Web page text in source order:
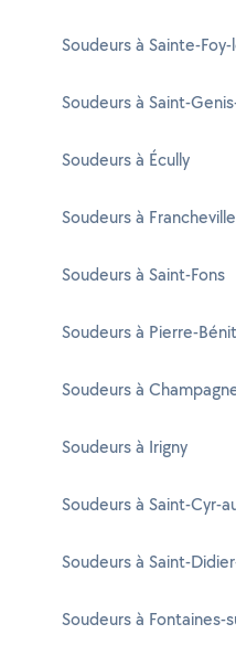
Soudeurs à Sainte-
Soudeurs à Saint-
Soudeurs à Écully
Soudeurs à Francheville
Soudeurs à Saint-Fons
Soudeurs à Pierre-
Soudeurs à
Soudeurs à Irigny
Soudeurs à Saint-Cyr-
Soudeurs à Saint-
Soudeurs à Fontaines-